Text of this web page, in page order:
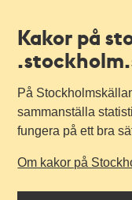
Kakor på
På
sammanställa
fungera på ett bra
Om kakor på